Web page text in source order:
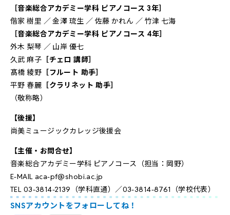
［音楽総合アカデミー学科 ピアノコース 3年］
偕家 樹里 ／ 金澤 琉生 ／ 佐藤 かれん ／ 竹津 七海
［音楽総合アカデミー学科 ピアノコース 4年］
外木 梨琴 ／ 山岸 優七
久武 麻子 ［チェロ 講師］
髙橋 綾野 ［フルート 助手］
平野 春麗 ［クラリネット 助手］
（敬称略）
【後援】
尚美ミュージックカレッジ後援会
【主催・お問合せ】
音楽総合アカデミー学科 ピアノコース（担当：岡野）
E-MAIL aca-pf@shobi.ac.jp
TEL 03-3814-2139（学科直通）／03-3814-8761（学校代表）
SNSアカウントをフォローしてね！